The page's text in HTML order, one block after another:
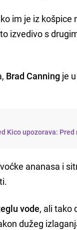
im je iz košpice
izvedivo s
Brad Canning je
Kico upozorava:
ananasa i
vode, ali tako
dužeg